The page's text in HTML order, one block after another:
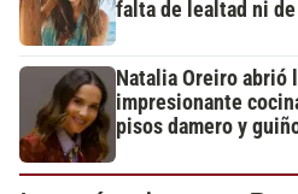
falta de lealtad ni
Natalia Oreiro abrió
impresionante
pisos damero y